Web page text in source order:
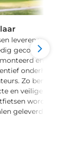
leveren we 100%
gecontroleerd,
en voorzien
onderhoud door
Zo ben je
en veilige ritten. Let
worden
geleverd.